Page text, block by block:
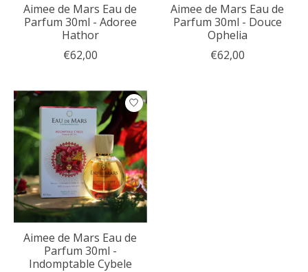
Aimee de Mars Eau de
Parfum 30ml - Adoree
Hathor
€62,00
Aimee de Mars Eau de
Parfum 30ml - Douce
Ophelia
€62,00
Aimee de Mars Eau de
Parfum 30ml -
Indomptable Cybele